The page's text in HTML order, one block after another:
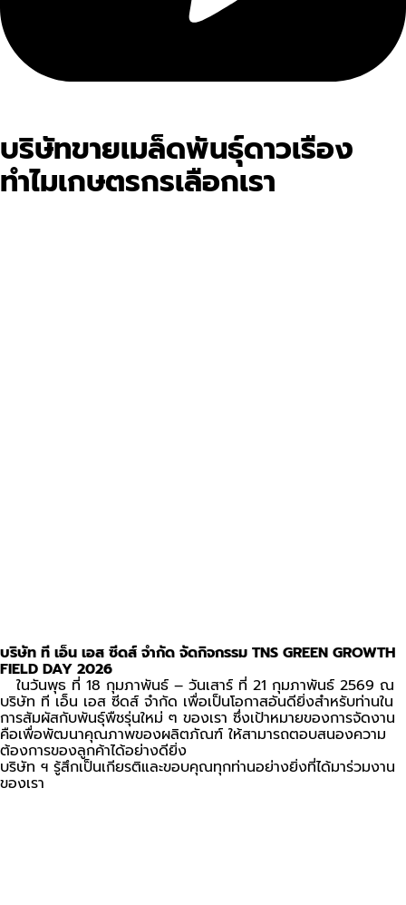
บริษัทขายเมล็ดพันธุ์ดาวเรือง
ทำไมเกษตรกรเลือกเรา
บริษัท ที เอ็น เอส ซีดส์ จำกัด จัดกิจกรรม TNS GREEN GROWTH
FIELD DAY 2026
ในวันพุธ ที่ 18 กุมภาพันธ์ – วันเสาร์ ที่ 21 กุมภาพันธ์ 2569 ณ
บริษัท ที เอ็น เอส ซีดส์ จำกัด เพื่อเป็นโอกาสอันดียิ่งสำหรับท่านใน
การสัมผัสกับพันธุ์พืชรุ่นใหม่ ๆ ของเรา ซึ่งเป้าหมายของการจัดงาน
คือเพื่อพัฒนาคุณภาพของผลิตภัณฑ์ ให้สามารถตอบสนองความ
ต้องการของลูกค้าได้อย่างดียิ่ง
บริษัท ฯ รู้สึกเป็นเกียรติและขอบคุณทุกท่านอย่างยิ่งที่ได้มาร่วมงาน
ของเรา